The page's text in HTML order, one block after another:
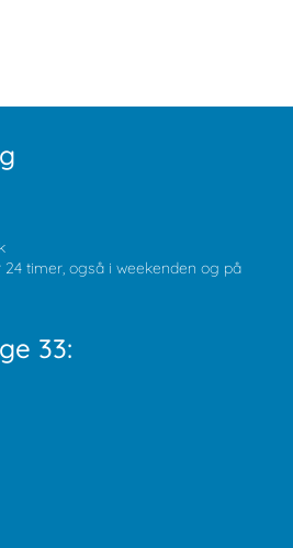
timer, også i weekenden og på
33: